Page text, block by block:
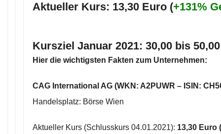
Aktueller Kurs: 13,30 Euro (+131%
Kursziel Januar 2021: 30,00 bis
Hier die wichtigsten Fakten zum Unternehmen:
CAG International AG (WKN: A2PUWR – ISIN:
Handelsplatz: Börse Wien
Aktueller Kurs (Schlusskurs 04.01.2021): 13,30 Euro (